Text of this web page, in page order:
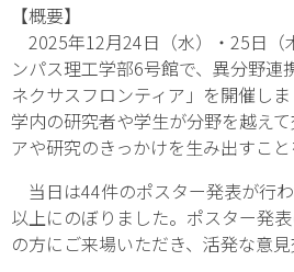
【概要】
2025年12月24日（水）・25日（
ンパス理工学部6号館で、異分野連
ネクサスフロンティア」を開催しま
学内の研究者や学生が分野を越え
アや研究のきっかけを生み出すこと
当日は44件のポスター発表が行
以上にのぼりました。ポスター発
の方にご来場いただき、活発な意見